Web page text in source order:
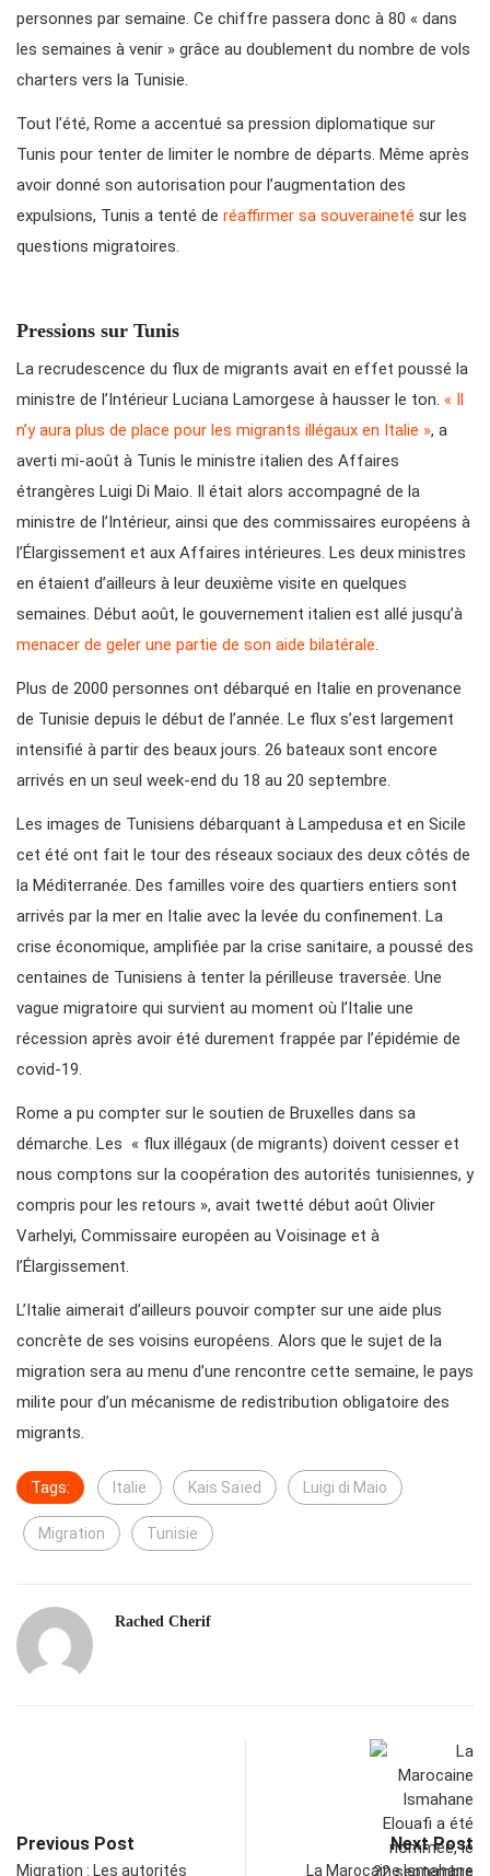
personnes par semaine. Ce chiffre passera donc à 80 « dans
les semaines à venir » grâce au doublement du nombre de vols
charters vers la Tunisie.
Tout l’été, Rome a accentué sa pression diplomatique sur
Tunis pour tenter de limiter le nombre de départs. Même après
avoir donné son autorisation pour l’augmentation des
expulsions, Tunis a tenté de réaffirmer sa souveraineté sur les
questions migratoires.
Pressions sur Tunis
La recrudescence du flux de migrants avait en effet poussé la
ministre de l’Intérieur Luciana Lamorgese à hausser le ton. « Il
n’y aura plus de place pour les migrants illégaux en Italie », a
averti mi-août à Tunis le ministre italien des Affaires
étrangères Luigi Di Maio. Il était alors accompagné de la
ministre de l’Intérieur, ainsi que des commissaires européens à
l’Élargissement et aux Affaires intérieures. Les deux ministres
en étaient d’ailleurs à leur deuxième visite en quelques
semaines. Début août, le gouvernement italien est allé jusqu’à
menacer de geler une partie de son aide bilatérale.
Plus de 2000 personnes ont débarqué en Italie en provenance
de Tunisie depuis le début de l’année. Le flux s’est largement
intensifié à partir des beaux jours. 26 bateaux sont encore
arrivés en un seul week-end du 18 au 20 septembre.
Les images de Tunisiens débarquant à Lampedusa et en Sicile
cet été ont fait le tour des réseaux sociaux des deux côtés de
la Méditerranée. Des familles voire des quartiers entiers sont
arrivés par la mer en Italie avec la levée du confinement. La
crise économique, amplifiée par la crise sanitaire, a poussé des
centaines de Tunisiens à tenter la périlleuse traversée. Une
vague migratoire qui survient au moment où l’Italie une
récession après avoir été durement frappée par l’épidémie de
covid-19.
Rome a pu compter sur le soutien de Bruxelles dans sa
démarche. Les « flux illégaux (de migrants) doivent cesser et
nous comptons sur la coopération des autorités tunisiennes, y
compris pour les retours », avait twetté début août Olivier
Varhelyi, Commissaire européen au Voisinage et à
l’Élargissement.
L’Italie aimerait d’ailleurs pouvoir compter sur une aide plus
concrète de ses voisins européens. Alors que le sujet de la
migration sera au menu d’une rencontre cette semaine, le pays
milite pour d’un mécanisme de redistribution obligatoire des
migrants.
Tags: Italie Kais Saïed Luigi di Maio
Migration Tunisie
Rached Cherif
Previous Post
Migration : Les autorités
Next Post
La Marocaine Ismahane